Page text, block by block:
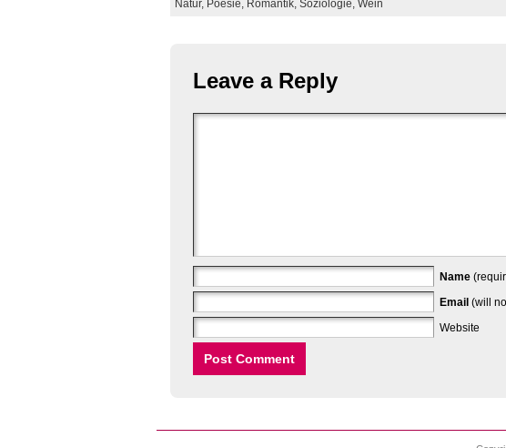
Natur, Poesie, Romantik, Soziologie, Wein
Leave a Reply
Name
Email (will
Website